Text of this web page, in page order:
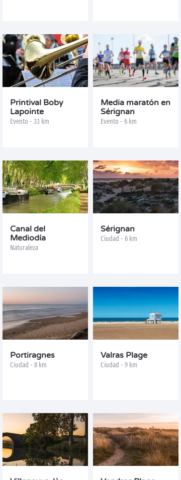
Printival Boby
Lapointe
Evento - 33 km
Media maratón en
Sérignan
Evento - 6 km
Canal del
Mediodía
Naturaleza
Sérignan
Ciudad - 6 km
Portiragnes
Ciudad - 8 km
Valras Plage
Ciudad - 9 km